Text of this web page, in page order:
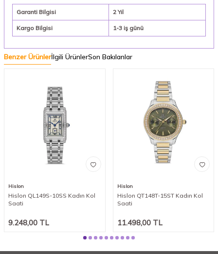
Garanti Bilgisi 2 Yıl
Kargo Bilgisi 1-3 iş günü
Benzer Ürünlerİlgili ÜrünlerSon Bakılanlar
Hislon
Hislon QL149S-10SS Kadın Kol
Saati
9.248,00 TL
Hislon
Hislon QT148T-15ST Kadın Kol
Saati
11.498,00TL